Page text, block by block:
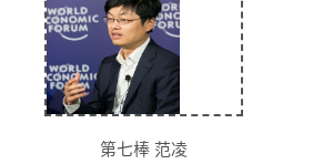
第七棒 范凌